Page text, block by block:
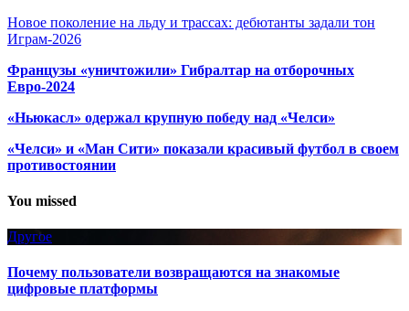
Новое поколение на льду и трассах: дебютанты задали тон
Играм-2026
Французы «уничтожили» Гибралтар на отборочных
Евро-2024
«Ньюкасл» одержал крупную победу над «Челси»
«Челси» и «Ман Сити» показали красивый футбол в своем
противостоянии
You missed
Другое
Почему пользователи возвращаются на знакомые
цифровые платформы